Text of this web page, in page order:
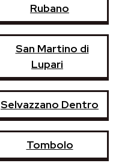
Rubano
San Martino di
Lupari
Selvazzano Dentro
Tombolo